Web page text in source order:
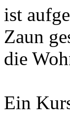
ist
Zaun
die
Ein